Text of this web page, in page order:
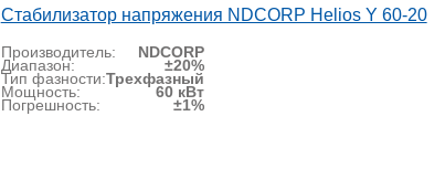
Стабилизатор напряжения NDCORP Helios Y 60-20
Производитель: NDCORP
Диапазон: ±20%
Тип фазности:Трехфазный
Мощность: 60 кВт
Погрешность: ±1%